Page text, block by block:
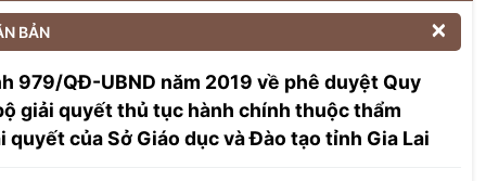
BẢN 
979/QĐ-UBND năm 2019 về phê duyệt Quy
giải quyết thủ tục hành chính thuộc thẩm
quyết của Sở Giáo dục và Đào tạo tỉnh Gia Lai